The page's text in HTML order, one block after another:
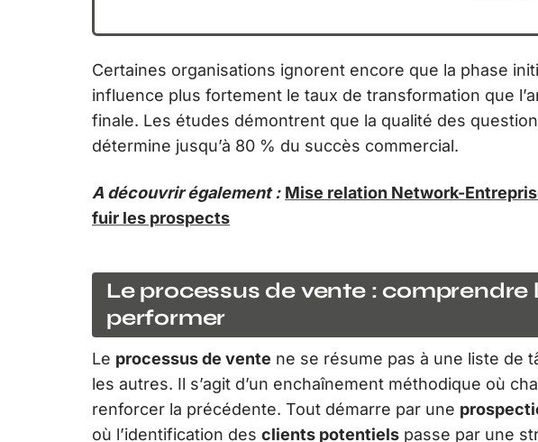
Certaines organisations ignorent encore que la phase
influence plus fortement le taux de transformation que
finale. Les études démontrent que la qualité des
détermine jusqu’à 80 % du succès commercial.
A découvrir également : Mise relation Network-
fuir les prospects
Le processus de vente : comprendre
performer
Le processus de vente ne se résume pas à une liste de
les autres. Il s’agit d’un enchaînement méthodique où
renforcer la précédente. Tout démarre par une
où l’identification des clients potentiels passe par une